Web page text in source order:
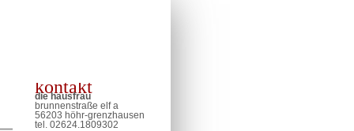
kontakt
die hausfrau
brunnenstraße elf a
56203 höhr-grenzhausen
tel. 02624. 1809302